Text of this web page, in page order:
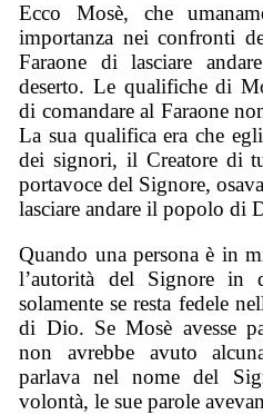
Ecco Mosè, che
importanza nei confronti
Faraone di lasciare
deserto. Le qualifiche di
di comandare al Faraone
La sua qualifica era che
dei signori, il Creatore di
portavoce del Signore,
lasciare andare il popolo di
Quando una persona è in
l’autorità del Signore in
solamente se resta fedele
di Dio. Se Mosè avesse
non avrebbe avuto
parlava nel nome del
volontà, le sue parole